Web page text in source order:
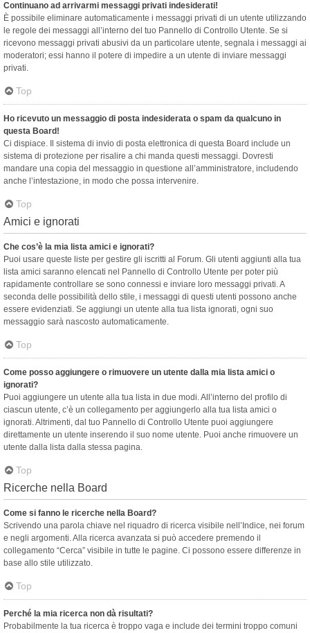
Continuano ad arrivarmi messaggi privati indesiderati!
È possibile eliminare automaticamente i messaggi privati ​​di un utente utilizzando
le regole dei messaggi all’interno del tuo Pannello di Controllo Utente. Se si
ricevono messaggi privati ​​abusivi da un particolare utente, segnala i messaggi ai
moderatori; essi hanno il potere di impedire a un utente di inviare messaggi
privati​​.
Top
Ho ricevuto un messaggio di posta indesiderata o spam da qualcuno in
questa Board!
Ci dispiace. Il sistema di invio di posta elettronica di questa Board include un
sistema di protezione per risalire a chi manda questi messaggi. Dovresti
mandare una copia del messaggio in questione all’amministratore, includendo
anche l’intestazione, in modo che possa intervenire.
Top
Amici e ignorati
Che cos’è la mia lista amici e ignorati?
Puoi usare queste liste per gestire gli iscritti al Forum. Gli utenti aggiunti alla tua
lista amici saranno elencati nel Pannello di Controllo Utente per poter più
rapidamente controllare se sono connessi e inviare loro messaggi privati. A
seconda delle possibilità dello stile, i messaggi di questi utenti possono anche
essere evidenziati. Se aggiungi un utente alla tua lista ignorati, ogni suo
messaggio sarà nascosto automaticamente.
Top
Come posso aggiungere o rimuovere un utente dalla mia lista amici o
ignorati?
Puoi aggiungere un utente alla tua lista in due modi. All’interno del profilo di
ciascun utente, c’è un collegamento per aggiungerlo alla tua lista amici o
ignorati. Altrimenti, dal tuo Pannello di Controllo Utente puoi aggiungere
direttamente un utente inserendo il suo nome utente. Puoi anche rimuovere un
utente dalla lista dalla stessa pagina.
Top
Ricerche nella Board
Come si fanno le ricerche nella Board?
Scrivendo una parola chiave nel riquadro di ricerca visibile nell’Indice, nei forum
e negli argomenti. Alla ricerca avanzata si può accedere premendo il
collegamento “Cerca” visibile in tutte le pagine. Ci possono essere differenze in
base allo stile utilizzato.
Top
Perché la mia ricerca non dà risultati?
Probabilmente la tua ricerca è troppo vaga e include dei termini troppo comuni